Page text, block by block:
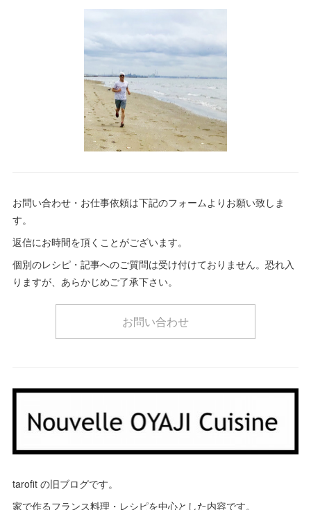
お問い合わせ・お仕事依頼は下記のフォームよりお願い致しま
す。
返信にお時間を頂くことがございます。
個別のレシピ・記事へのご質問は受け付けておりません。恐れ入
りますが、あらかじめご了承下さい。
お問い合わせ
tarofit の旧ブログです。
家で作るフランス料理・レシピを中心とした内容です。